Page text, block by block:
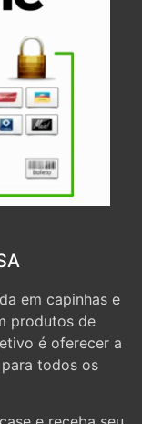
em capinhas e
produtos de
é oferecer a
todos os